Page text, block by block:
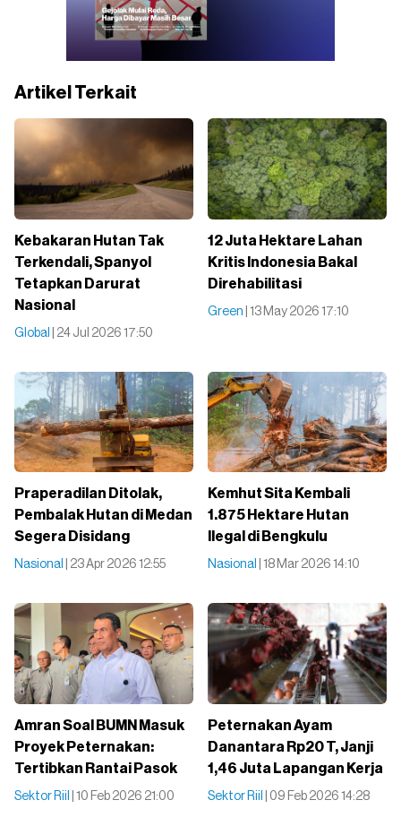
Artikel Terkait
Kebakaran Hutan Tak
Terkendali, Spanyol
Tetapkan Darurat
Nasional
Global | 24 Jul 2026 17:50
12 Juta Hektare Lahan
Kritis Indonesia Bakal
Direhabilitasi
Green | 13 May 2026 17:10
Praperadilan Ditolak,
Pembalak Hutan di Medan
Segera Disidang
Nasional | 23 Apr 2026 12:55
Kemhut Sita Kembali
1.875 Hektare Hutan
Ilegal di Bengkulu
Nasional | 18 Mar 2026 14:10
Amran Soal BUMN Masuk
Proyek Peternakan:
Tertibkan Rantai Pasok
Sektor Riil | 10 Feb 2026 21:00
Peternakan Ayam
Danantara Rp20 T, Janji
1,46 Juta Lapangan Kerja
Sektor Riil | 09 Feb 2026 14:28